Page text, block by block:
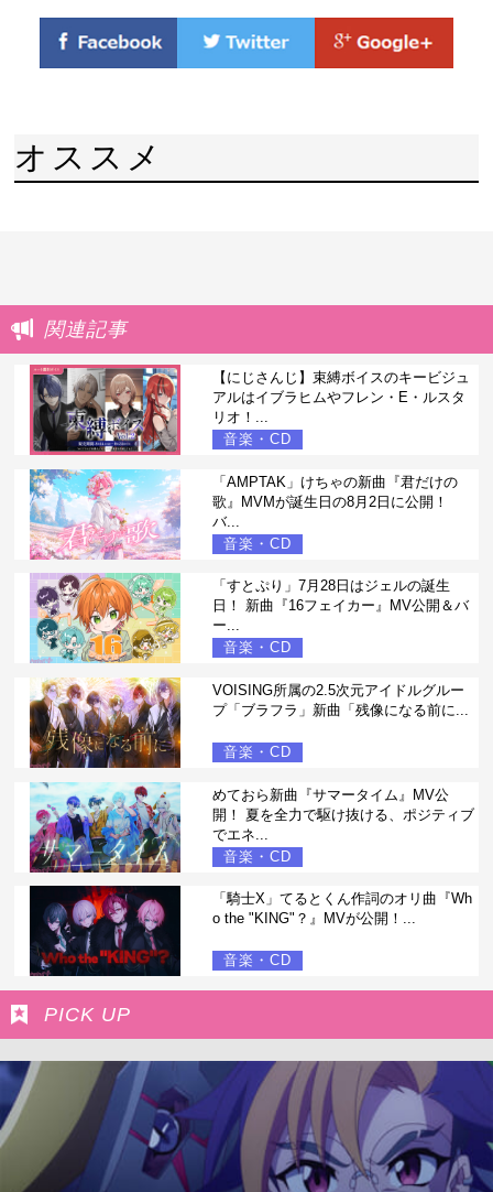
オススメ
関連記事
【にじさんじ】束縛ボイスのキービジュ
アルはイブラヒムやフレン・E・ルスタ
リオ！...
音楽・CD
「AMPTAK」けちゃの新曲『君だけの
歌』MVMが誕生日の8月2日に公開！
バ...
音楽・CD
「すとぷり」7月28日はジェルの誕生
日！ 新曲『16フェイカー』MV公開＆バ
ー...
音楽・CD
VOISING所属の2.5次元アイドルグルー
プ「ブラフラ」新曲「残像になる前に...
音楽・CD
めておら新曲『サマータイム』MV公
開！ 夏を全力で駆け抜ける、ポジティブ
でエネ...
音楽・CD
「騎士X」てるとくん作詞のオリ曲『Wh
o the "KING"？』MVが公開！...
音楽・CD
PICK UP